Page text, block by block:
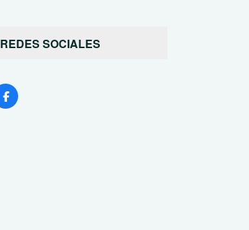
REDES SOCIALES